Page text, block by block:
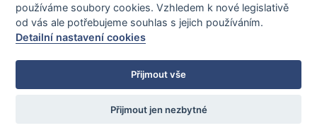
20% sleva s kódem: TCZ20
Ověřená česká propfirma!
používáme soubory cookies. Vzhledem k nové legislativě
od vás ale potřebujeme souhlas s jejich používáním.
Detailní nastavení cookies
Přijmout vše
Přijmout jen nezbytné